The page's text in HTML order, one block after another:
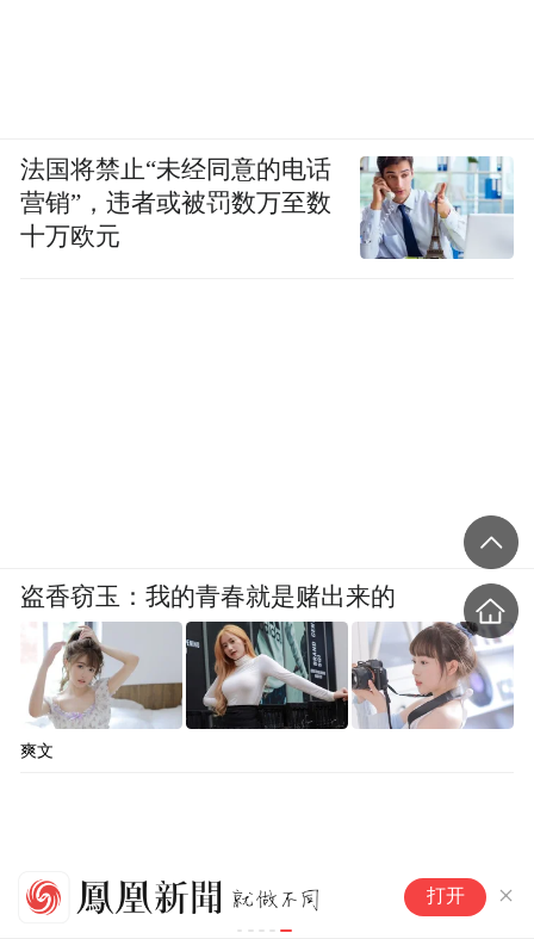
打开
法国将禁止“未经同意的电话
营销”，违者或被罚数万至数
十万欧元
盗香窃玉：我的青春就是赌出来的
爽文